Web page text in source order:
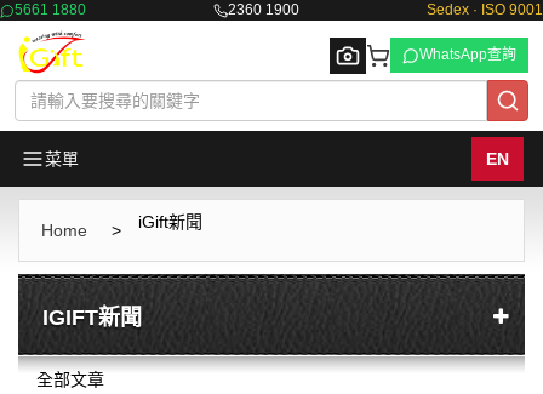
5661 1880 2360 1900 Sedex · ISO 9001
WhatsApp查詢
菜單 EN
Home > iGift新聞
IGIFT新聞
全部文章